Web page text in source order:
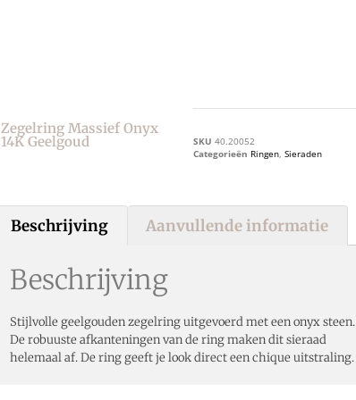
Zegelring Massief Onyx
14K Geelgoud SKU 40.20052
Categorieën Ringen, Sieraden
Beschrijving Aanvullende informatie
Beschrijving
Stijlvolle geelgouden zegelring uitgevoerd met een onyx steen.
De robuuste afkanteningen van de ring maken dit sieraad
helemaal af. De ring geeft je look direct een chique uitstraling.